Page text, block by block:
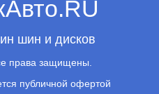
шин и дисков
права защищены.
публичной офертой